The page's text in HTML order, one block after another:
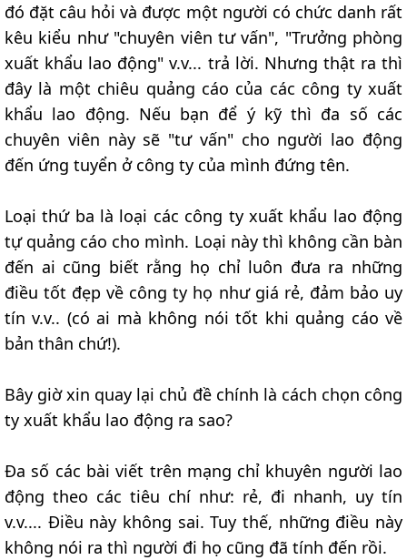
đó đặt câu hỏi và được một người có chức danh rất
kêu kiểu như "chuyên viên tư vấn", "Trưởng phòng
xuất khẩu lao động" v.v... trả lời. Nhưng thật ra thì
đây là một chiêu quảng cáo của các công ty xuất
khẩu lao động. Nếu bạn để ý kỹ thì đa số các
chuyên viên này sẽ "tư vấn" cho người lao động
đến ứng tuyển ở công ty của mình đứng tên.
Loại thứ ba là loại các công ty xuất khẩu lao động
tự quảng cáo cho mình. Loại này thì không cần bàn
đến ai cũng biết rằng họ chỉ luôn đưa ra những
điều tốt đẹp về công ty họ như giá rẻ, đảm bảo uy
tín v.v.. (có ai mà không nói tốt khi quảng cáo về
bản thân chứ!).
Bây giờ xin quay lại chủ đề chính là cách chọn công
ty xuất khẩu lao động ra sao?
Đa số các bài viết trên mạng chỉ khuyên người lao
động theo các tiêu chí như: rẻ, đi nhanh, uy tín
v.v.... Điều này không sai. Tuy thế, những điều này
không nói ra thì người đi họ cũng đã tính đến rồi.